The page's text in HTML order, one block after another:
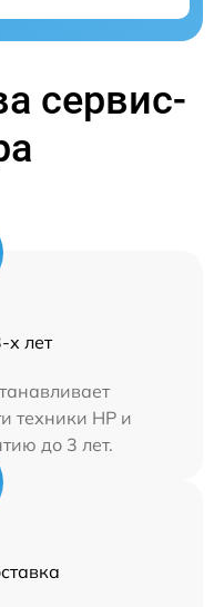
сервис-
х лет
техники HP и
до 3 лет.